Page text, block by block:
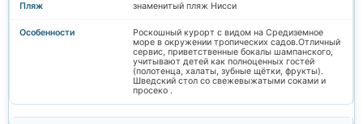
знаменитый пляж Нисси
Роскошный курорт с видом на Средиземное
море в окружении тропических садов.Отличный
сервис, приветственные бокалы шампанского,
учитывают детей как полноценных гостей
(полотенца, халаты, зубные щётки, фрукты).
Шведский стол со свежевыжатыми соками и
просеко .